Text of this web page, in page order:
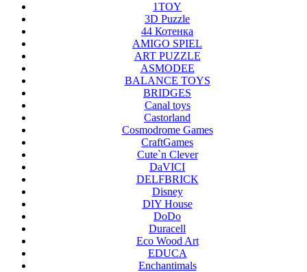
1TOY
3D Puzzle
44 Котенка
AMIGO SPIEL
ART PUZZLE
ASMODEE
BALANCE TOYS
BRIDGES
Canal toys
Castorland
Cosmodrome Games
CraftGames
Cute`n Clever
DaVICI
DELFBRICK
Disney
DIY House
DoDo
Duracell
Eco Wood Art
EDUCA
Enchantimals